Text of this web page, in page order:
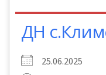
ДН
25.06.2025